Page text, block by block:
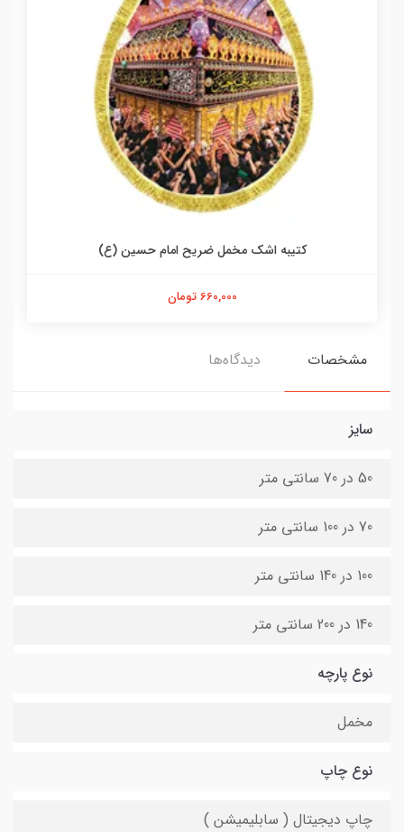
کتیبه اشک مخمل ضریح امام حسین (ع)
660,000 تومان
مشخصات دیدگاه‌ها
سایز
50 در 70 سانتی متر
70 در 100 سانتی متر
100 در 140 سانتی متر
140 در 200 سانتی متر
نوع پارچه
مخمل
نوع چاپ
چاپ دیجیتال ( سابلیمیشن )